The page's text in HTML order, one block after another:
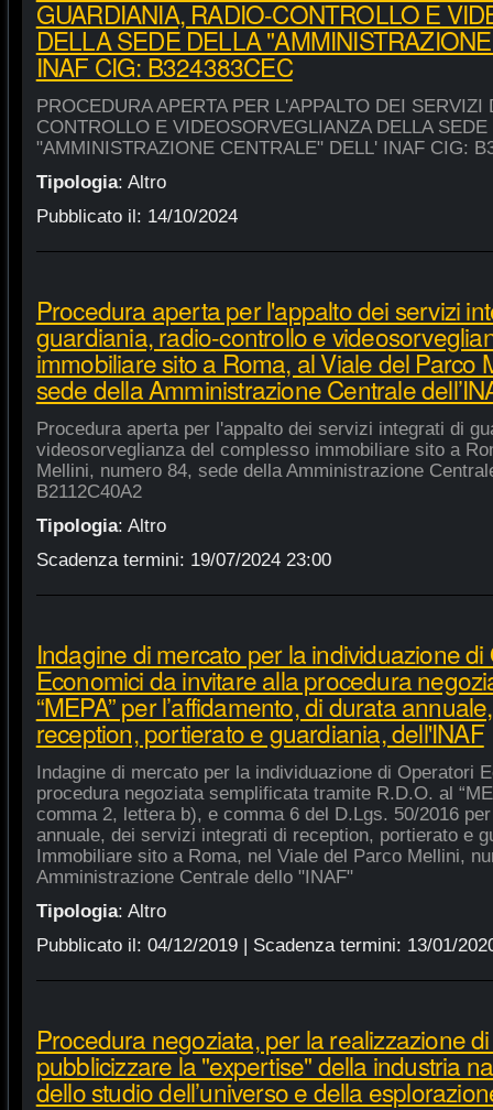
GUARDIANIA, RADIO-CONTROLLO E
DELLA SEDE DELLA
INAF CIG: B324383CEC
PROCEDURA APERTA PER L'APPALTO DEI
CONTROLLO E VIDEOSORVEGLIANZA DELLA SEDE
"AMMINISTRAZIONE CENTRALE" DELL' INAF CIG:
Tipologia: Altro
Pubblicato il: 14/10/2024
Procedura aperta per l'appalto dei servizi
guardiania, radio-controllo e
immobiliare sito a Roma, al Viale del Parco
sede della Amministrazione Centrale
Procedura aperta per l'appalto dei servizi integrati di
videosorveglianza del complesso immobiliare sito a
Mellini, numero 84, sede della Amministrazione
B2112C40A2
Tipologia: Altro
Scadenza termini: 19/07/2024 23:00
Indagine di mercato per la individuazione
Economici da invitare alla procedura
“MEPA” per l’affidamento, di durata
reception, portierato e guardiania, dell'INAF
Indagine di mercato per la individuazione di Operatori
procedura negoziata semplificata tramite R.D.O. al
comma 2, lettera b), e comma 6 del D.Lgs. 50/2016
annuale, dei servizi integrati di reception, portierato e
Immobiliare sito a Roma, nel Viale del Parco Mellini,
Amministrazione Centrale dello "INAF"
Tipologia: Altro
Pubblicato il: 04/12/2019| Scadenza termini: 13/01/
Procedura negoziata, per la realizzazione
pubblicizzare la "expertise" della industria
dello studio dell’universo e della